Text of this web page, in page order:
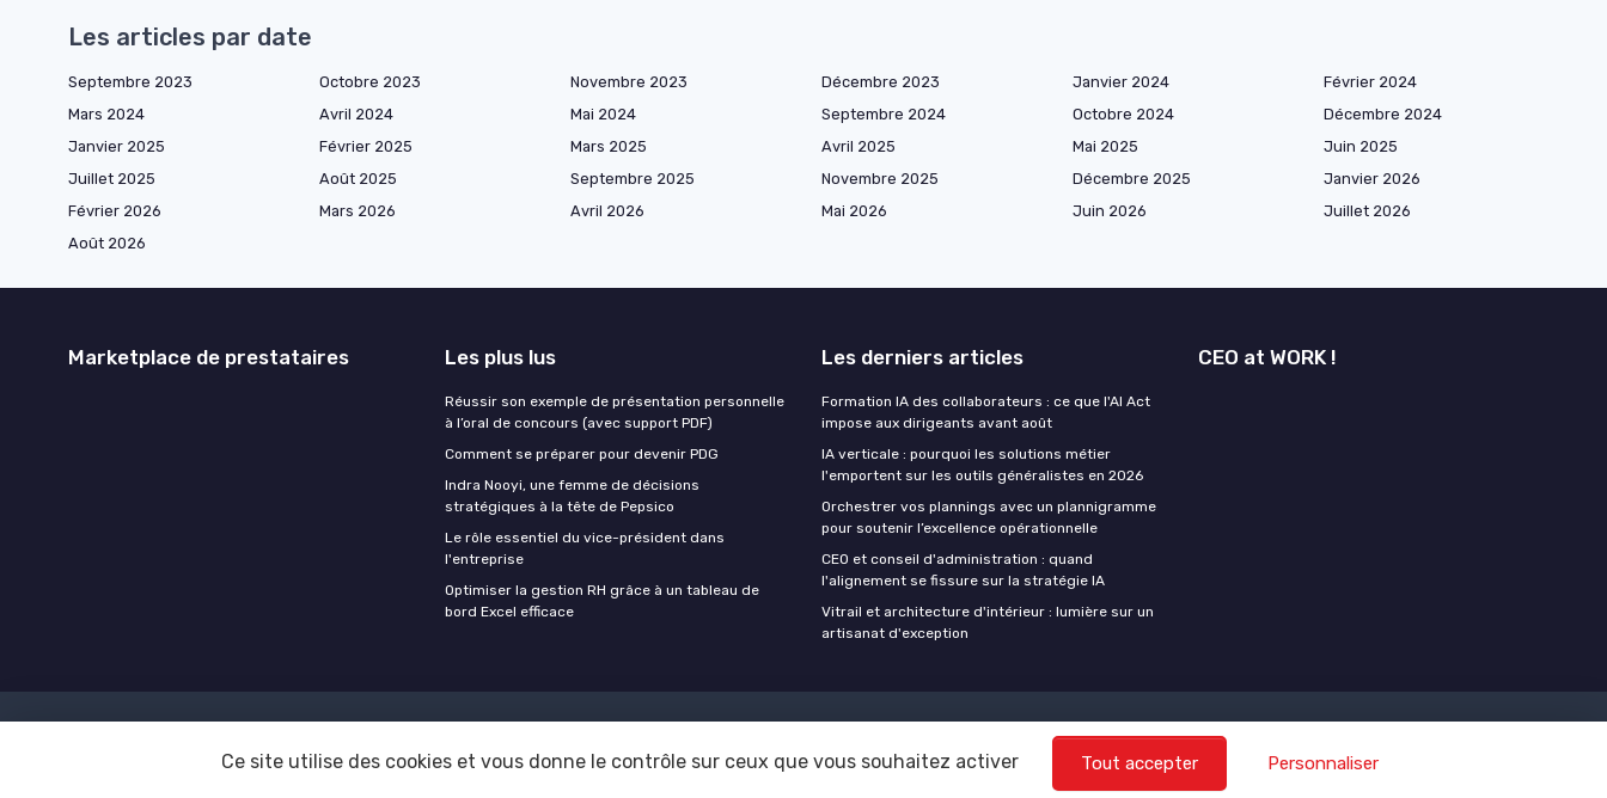
Les articles par date
Septembre 2023 Octobre 2023 Novembre 2023 Décembre 2023 Janvier 2024
Février 2024
Mars 2024
Avril 2024 Mai 2024 Septembre 2024 Octobre 2024
Décembre 2024
Janvier 2025
Février 2025 Mars 2025 Avril 2025 Mai 2025
Juin 2025
Juillet 2025
Août 2025 Septembre 2025 Novembre 2025 Décembre 2025
Janvier 2026
Février 2026
Mars 2026 Avril 2026 Mai 2026 Juin 2026
Juillet 2026
Août 2026
Marketplace de prestataires Les plus lus
Réussir son exemple de présentation personnelle
à l’oral de concours (avec support PDF)
Comment se préparer pour devenir PDG
Indra Nooyi, une femme de décisions
stratégiques à la tête de Pepsico
Le rôle essentiel du vice-président dans
l'entreprise
Optimiser la gestion RH grâce à un tableau de
bord Excel efficace
Les derniers articles
Formation IA des collaborateurs : ce que l'AI Act
impose aux dirigeants avant août
IA verticale : pourquoi les solutions métier
l'emportent sur les outils généralistes en 2026
Orchestrer vos plannings avec un plannigramme
pour soutenir l’excellence opérationnelle
CEO et conseil d'administration : quand
l'alignement se fissure sur la stratégie IA
Vitrail et architecture d'intérieur : lumière sur un
artisanat d'exception
CEO at WORK !
© CEO at WORK ! 2026
Ce site utilise des cookies et vous donne le contrôle sur ceux que vous souhaitez activer Tout accepter Personnaliser